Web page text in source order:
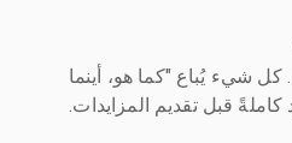
شيء يُباع "كما هو، أينما
قبل تقديم المزايدات.